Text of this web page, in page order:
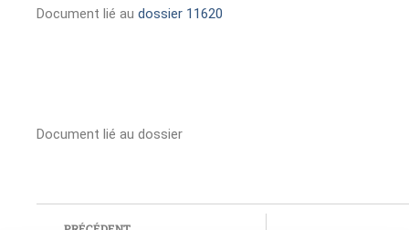
Document lié au dossier 11620
Document lié au dossier